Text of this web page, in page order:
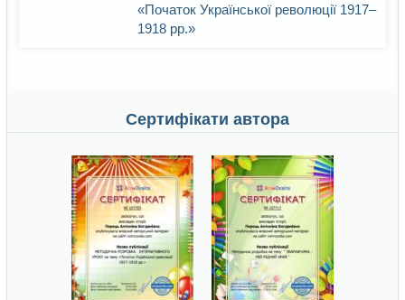
«Початок Української революції 1917–
1918 рр.»
Сертифікати автора